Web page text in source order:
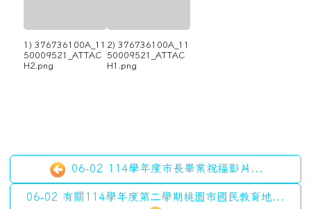
1) 376736100A_11
50009521_ATTAC
H2.png
2) 376736100A_11
50009521_ATTAC
H1.png
06-02 114學年度市長畢業祝福影片...
06-02 有關114學年度第二學期桃園市國民教育地...